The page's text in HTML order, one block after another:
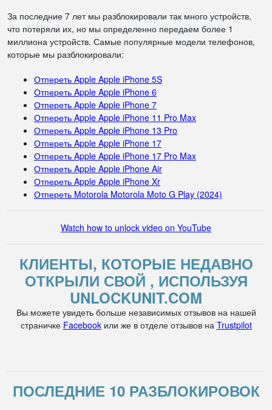
За последние 7 лет мы разблокировали так много устройств,
что потеряли их, но мы определенно передаем более 1
миллиона устройств. Самые популярные модели телефонов,
которые мы разблокировали:
Отпереть Apple Apple iPhone 5S
Отпереть Apple Apple iPhone 6
Отпереть Apple Apple iPhone 7
Отпереть Apple Apple iPhone 11 Pro Max
Отпереть Apple Apple iPhone 13 Pro
Отпереть Apple Apple iPhone 17
Отпереть Apple Apple iPhone 17 Pro Max
Отпереть Apple Apple iPhone Air
Отпереть Apple Apple iPhone Xr
Отпереть Motorola Motorola Moto G Play (2024)
Watch how to unlock video on YouTube
КЛИЕНТЫ, КОТОРЫЕ НЕДАВНО
ОТКРЫЛИ СВОЙ , ИСПОЛЬЗУЯ
UNLOCKUNIT.COM
Вы можете увидеть больше независимых отзывов на нашей
страничке Facebookили же в отделе отзывов на Trustpilot
ПОСЛЕДНИЕ 10 РАЗБЛОКИРОВОК